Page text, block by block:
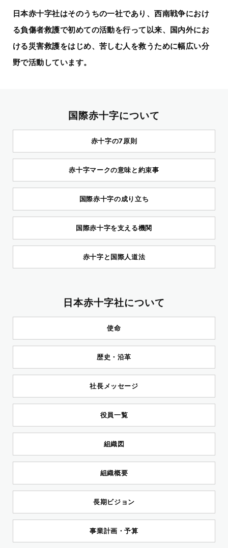
日本赤十字社はそのうちの一社であり、西南戦争におけ
る負傷者救護で初めての活動を行って以来、 国内外にお
ける災害救護をはじめ、 苦しむ人を救うために幅広い分
野で活動しています。
国際赤十字について
赤十字の7原則
赤十字マークの意味と約束事
国際赤十字の成り立ち
国際赤十字を支える機関
赤十字と国際人道法
日本赤十字社について
使命
歴史・沿革
社長メッセージ
役員一覧
組織図
組織概要
長期ビジョン
事業計画・予算